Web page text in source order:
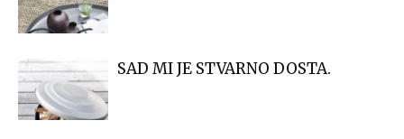
SAD MI JE STVARNO DOSTA.